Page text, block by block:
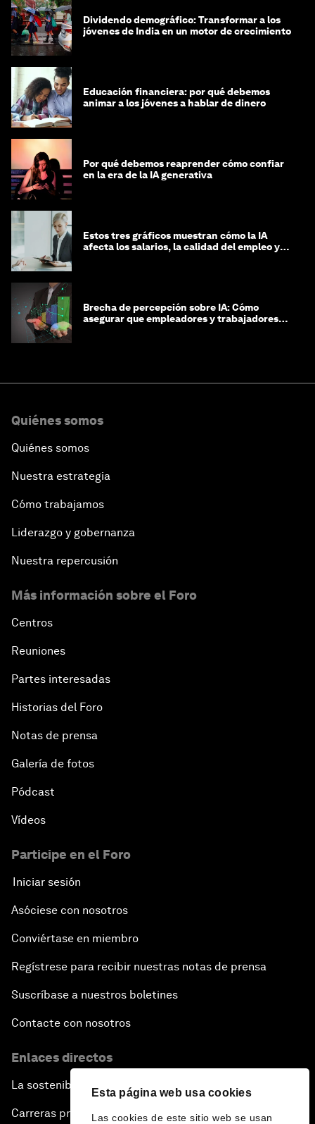
Esta página web usa cookies
Las cookies de este sitio web se usan
Dividendo demográfico: Transformar a los
jóvenes de India en un motor de crecimiento
Educación financiera: por qué debemos
animar a los jóvenes a hablar de dinero
Por qué debemos reaprender cómo confiar
en la era de la IA generativa
Estos tres gráficos muestran cómo la IA
afecta los salarios, la calidad del empleo y
Brecha de percepción sobre IA: Cómo
asegurar que empleadores y trabajadores
Quiénes somos
Quiénes somos
Nuestra estrategia
Cómo trabajamos
Liderazgo y gobernanza
Nuestra repercusión
Más información sobre el Foro
Centros
Reuniones
Partes interesadas
Historias del Foro
Notas de prensa
Galería de fotos
Pódcast
Vídeos
Participe en el Foro
Iniciar sesión
Asóciese con nosotros
Conviértase en miembro
Regístrese para recibir nuestras notas de prensa
Suscríbase a nuestros boletines
Contacte con nosotros
Enlaces directos
La sostenibilidad en el Foro
Carreras profesionales